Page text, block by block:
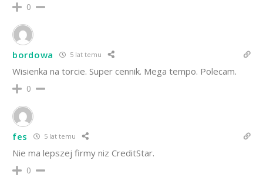
0
bordowa 5 lat temu
Wisienka na torcie. Super cennik. Mega tempo. Polecam.
0
fes 5 lat temu
Nie ma lepszej firmy niz CreditStar.
0